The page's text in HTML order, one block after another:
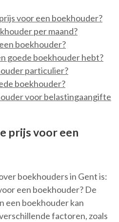
voor een boekhouder?
per maand?
boekhouder?
goede boekhouder hebt?
particulier?
boekhouder?
voor belastingaangifte
prijs voor een
boekhouders in Gent is:
een boekhouder? De
een boekhouder kan
factoren, zoals